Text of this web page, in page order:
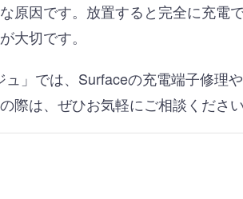
原因です。放置すると完全に充電
大切です。
」では、Surfaceの充電端子修理
際は、ぜひお気軽にご相談ください